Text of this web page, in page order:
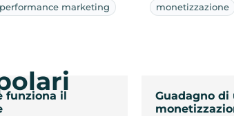
performance marketing
funziona il
monetizzazione
Guadagno